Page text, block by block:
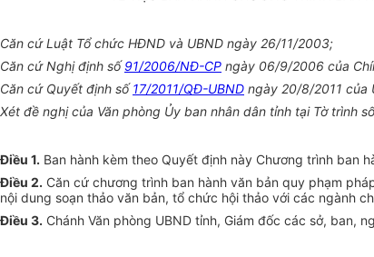
Căn cứ Luật Tổ chức HĐND và UBND ngày 26/11/2003;
Căn cứ Nghị định số91/2006/NĐ-CP ngày 06/9/2006 của
Căn cứ Quyết định số17/2011/QĐ-UBND ngày 20/8/2011 của
Xét đề nghị của Văn phòng Ủy ban nhân dân tỉnh tại Tờ trình
Điều 1. Ban hành kèm theo Quyết định này Chương trình ban
Điều 2. Căn cứ chương trình ban hành văn bản quy phạm
nội dung soạn thảo văn bản, tổ chức hội thảo với các ngành
Điều 3. Chánh Văn phòng UBND tỉnh, Giám đốc các sở, ban,